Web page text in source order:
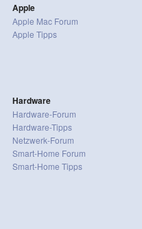
Apple
Apple Mac Forum
Apple Tipps
Hardware
Hardware-Forum
Hardware-Tipps
Netzwerk-Forum
Smart-Home Forum
Smart-Home Tipps